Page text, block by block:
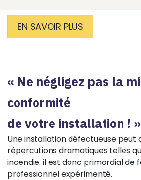
EN SAVOIR PLUS
« Ne négligez pas la
conformité
de votre installation ! »
Une installation défectueuse peut
répercutions dramatiques telles
incendie. il est donc primordial de
professionnel expérimenté.